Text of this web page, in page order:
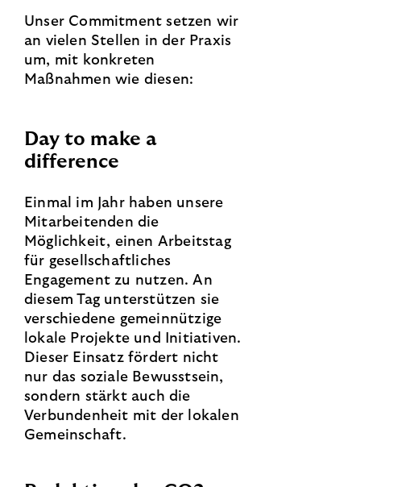
Unser Commitment setzen wir
an vielen Stellen in der Praxis
um, mit konkreten
Maßnahmen wie diesen:
Day to make a
difference
Einmal im Jahr haben unsere
Mitarbeitenden die
Möglichkeit, einen Arbeitstag
für gesellschaftliches
Engagement zu nutzen. An
diesem Tag unterstützen sie
verschiedene gemeinnützige
lokale Projekte und Initiativen.
Dieser Einsatz fördert nicht
nur das soziale Bewusstsein,
sondern stärkt auch die
Verbundenheit mit der lokalen
Gemeinschaft.